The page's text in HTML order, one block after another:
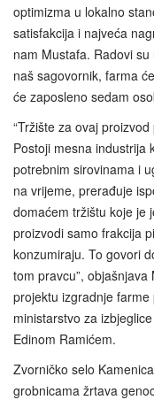
optimizma u lokalno
satisfakcija i najveća
nam Mustafa. Radovi
naš sagovornik, farma
će zaposleno sedam
“Tržište za ovaj
Postoji mesna industrija
potrebnim sirovinama i
na vrijeme, prerađuje
domaćem tržištu koje je
proizvodi samo frakcija
konzumiraju. To govori
tom pravcu”,
projektu izgradnje
ministarstvo za
Edinom Ramićem.
Zvorničko selo
grobnicama žrtava